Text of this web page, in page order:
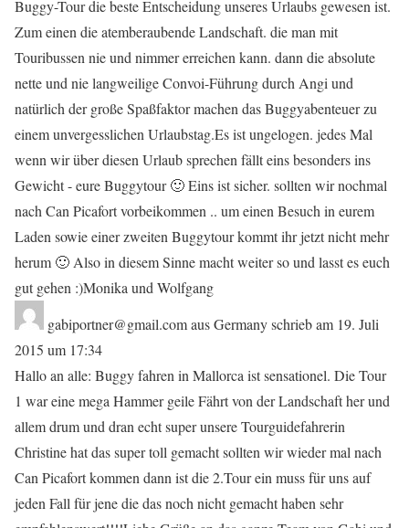
Buggy-Tour die beste Entscheidung unseres Urlaubs gewesen ist.
Zum einen die atemberaubende Landschaft. die man mit
Touribussen nie und nimmer erreichen kann. dann die absolute
nette und nie langweilige Convoi-Führung durch Angi und
natürlich der große Spaßfaktor machen das Buggyabenteuer zu
einem unvergesslichen Urlaubstag.Es ist ungelogen. jedes Mal
wenn wir über diesen Urlaub sprechen fällt eins besonders ins
Gewicht - eure Buggytour 🙂 Eins ist sicher. sollten wir nochmal
nach Can Picafort vorbeikommen .. um einen Besuch in eurem
Laden sowie einer zweiten Buggytour kommt ihr jetzt nicht mehr
herum 🙂 Also in diesem Sinne macht weiter so und lasst es euch
gut gehen :)Monika und Wolfgang
gabiportner@gmail.comausGermanyschrieb am 19. Juli
2015 um 17:34
Hallo an alle: Buggy fahren in Mallorca ist sensationel. Die Tour
1 war eine mega Hammer geile Fährt von der Landschaft her und
allem drum und dran echt super unsere Tourguidefahrerin
Christine hat das super toll gemacht sollten wir wieder mal nach
Can Picafort kommen dann ist die 2.Tour ein muss für uns auf
jeden Fall für jene die das noch nicht gemacht haben sehr